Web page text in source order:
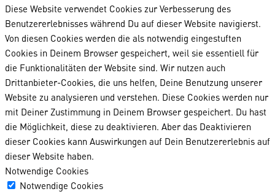
Diese Website verwendet Cookies zur Verbesserung des
Benutzererlebnisses während Du auf dieser Website navigierst.
Von diesen Cookies werden die als notwendig eingestuften
Cookies in Deinem Browser gespeichert, weil sie essentiell für
die Funktionalitäten der Website sind. Wir nutzen auch
Drittanbieter-Cookies, die uns helfen, Deine Benutzung unserer
Website zu analysieren und verstehen. Diese Cookies werden nur
mit Deiner Zustimmung in Deinem Browser gespeichert. Du hast
die Möglichkeit, diese zu deaktivieren. Aber das Deaktivieren
dieser Cookies kann Auswirkungen auf Dein Benutzererlebnis auf
dieser Website haben.
Notwendige Cookies
Notwendige Cookies